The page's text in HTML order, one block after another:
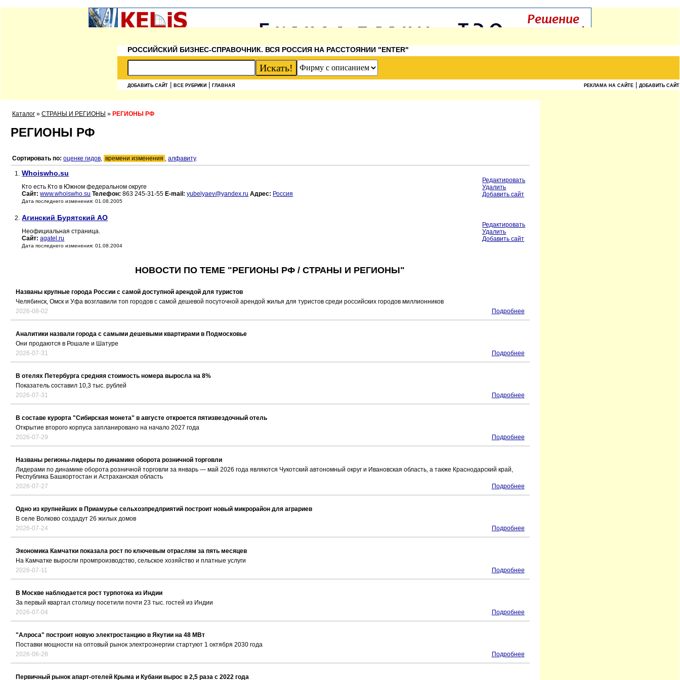
РОССИЙСКИЙ БИЗНЕС-СПРАВОЧНИК. ВСЯ РОССИЯ НА РАССТОЯНИИ "ENTER"
ДОБАВИТЬ САЙТ ВСЕ РУБРИКИ ГЛАВНАЯ РЕКЛАМА НА САЙТЕ ДОБАВИТЬ САЙТ
Каталог » СТРАНЫ И РЕГИОНЫ » РЕГИОНЫ РФ
РЕГИОНЫ РФ
Сортировать по: оценке гидов, времени изменения , алфавиту.
1. Whoiswho.su
Кто есть Кто в Южном федеральном округе
Сайт: www.whoiswho.su Телефон: 863 245-31-55 E-mail: yubelyaev@yandex.ru Адрес: Россия
Дата последнего изменения: 01.08.2005
Редактировать
Удалить
Добавить сайт
2. Агинский Бурятский АО
Неофициальная страница.
Сайт: agatel.ru
Дата последнего изменения: 01.08.2004
Редактировать
Удалить
Добавить сайт
НОВОСТИ ПО ТЕМЕ "РЕГИОНЫ РФ / СТРАНЫ И РЕГИОНЫ"
Названы крупные города России с самой доступной арендой для туристов
Челябинск, Омск и Уфа возглавили топ городов с самой дешевой посуточной арендой жилья для туристов среди российских городов миллионников
2026-08-02
Подробнее
Аналитики назвали города с самыми дешевыми квартирами в Подмосковье
Они продаются в Рошале и Шатуре
2026-07-31
Подробнее
В отелях Петербурга средняя стоимость номера выросла на 8%
Показатель составил 10,3 тыс. рублей
2026-07-31
Подробнее
В составе курорта "Сибирская монета" в августе откроется пятизвездочный отель
Открытие второго корпуса запланировано на начало 2027 года
2026-07-29
Подробнее
Названы регионы-лидеры по динамике оборота розничной торговли
Лидерами по динамике оборота розничной торговли за январь — май 2026 года являются Чукотский автономный округ и Ивановская область, а также Краснодарский край,
Республика Башкортостан и Астраханская область
2026-07-27
Подробнее
Одно из крупнейших в Приамурье сельхозпредприятий построит новый микрорайон для аграриев
В селе Волково создадут 26 жилых домов
2026-07-24
Подробнее
Экономика Камчатки показала рост по ключевым отраслям за пять месяцев
На Камчатке выросли промпроизводство, сельское хозяйство и платные услуги
2026-07-11
Подробнее
В Москве наблюдается рост турпотока из Индии
За первый квартал столицу посетили почти 23 тыс. гостей из Индии
2026-07-04
Подробнее
"Алроса" построит новую электростанцию в Якутии на 48 МВт
Поставки мощности на оптовый рынок электроэнергии стартуют 1 октября 2030 года
2026-06-28
Подробнее
Первичный рынок апарт-отелей Крыма и Кубани вырос в 2,5 раза с 2022 года